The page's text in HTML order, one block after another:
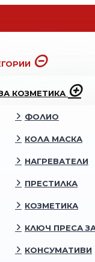
КОЗМЕТИКА
ФОЛИО
КОЛА МАСКА
НАГРЕВАТЕЛИ
ПРЕСТИЛКА
КОЗМЕТИКА
КЛЮЧ ПРЕСА
КОНСУМАТИВИ